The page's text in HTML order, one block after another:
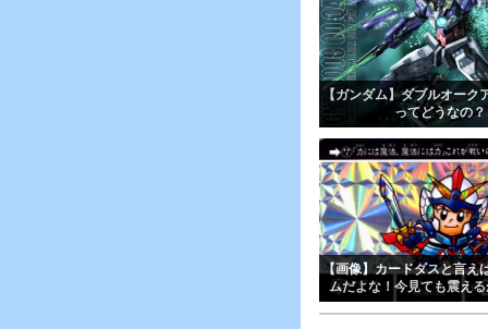
【ガンダム】ダブルオーク
ってどうなの？
【画像】カードダスと言え
ムだよな！今見ても震え